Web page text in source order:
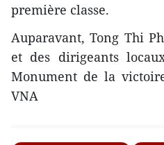
première classe.
Auparavant, Tong Thi
et des dirigeants
Monument de la
VNA